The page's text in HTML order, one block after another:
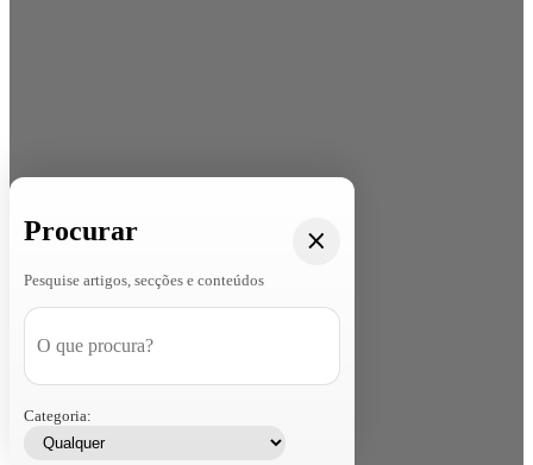
Procurar
Pesquise artigos, secções e conteúdos
Categoria: